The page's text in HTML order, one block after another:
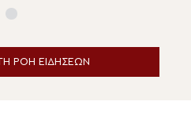
ΡΟΗ ΕΙΔΗΣΕΩΝ